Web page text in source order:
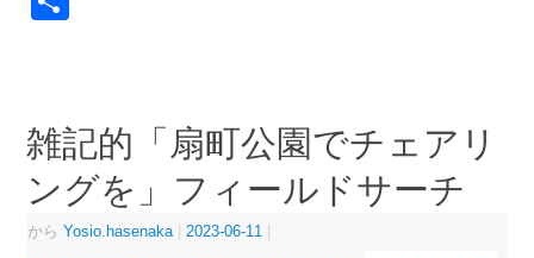
雑記的「扇町公園でチェアリ
ングを」フィールドサーチ
から Yosio.hasenaka | 2023-06-11 |